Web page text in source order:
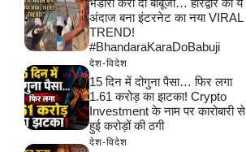
अंदाज बना इंटरनेट का नया VIRAL
TREND!
#BhandaraKaraDoBabuji
देश-विदेश
15 दिन में दोगुना पैसा… फिर लगा
1.61 करोड़ का झटका! Crypto
Investment के नाम पर कारोबारी से
हुई करोड़ों की ठगी
देश-विदेश